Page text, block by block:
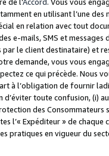
en utilisant l’une
en relation avec tout
e-mails, SMS et
le client destinataire) et
demande, vous vous
ce qui précède. Nous
à l’obligation de fournir
toute confusion, (i)
des
l’« Expéditeur » de
pratiques en vigueur du